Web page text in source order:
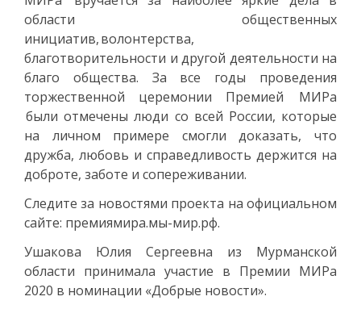
области общественных
инициатив, волонтерства,
благотворительности и другой деятельности на
благо общества. За все годы проведения
торжественной церемонии Премией МИРа
были отмечены люди со всей России, которые
на личном примере смогли доказать, что
дружба, любовь и справедливость держится на
доброте, заботе и сопереживании.
Следите за новостями проекта на официальном
сайте: премиямира.мы-мир.рф.
Ушакова Юлия Сергеевна из Мурманской
области принимала участие в Премии МИРа
2020 в номинации «Добрые новости».